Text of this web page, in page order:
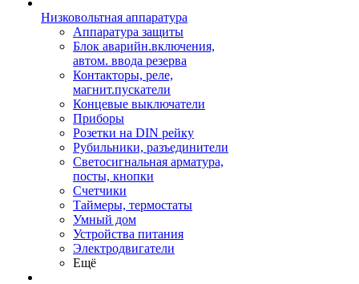
Низковольтная аппаратура
Аппаратура защиты
Блок аварийн.включения,
автом. ввода резерва
Контакторы, реле,
магнит.пускатели
Концевые выключатели
Приборы
Розетки на DIN рейку
Рубильники, разъединители
Светосигнальная арматура,
посты, кнопки
Счетчики
Таймеры, термостаты
Умный дом
Устройства питания
Электродвигатели
Ещё